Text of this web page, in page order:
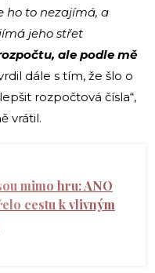
ho to nezajímá, a
jeho střet
ale podle mě
dále s tím, že šlo o
rozpočtová čísla“,
vrátil.
mimo hru: ANO
cestu k vlivným